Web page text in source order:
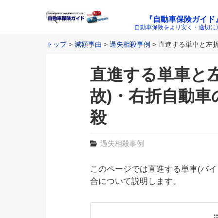
『自動車保険ガイド
自動車保険をより安く・適切に
トップ 減額事由 過失相殺事例 直進する単車と左
直進する単車と
故)・右折自動
殺
過失相殺事例
このページでは直進する単車(バ
合について説明します。